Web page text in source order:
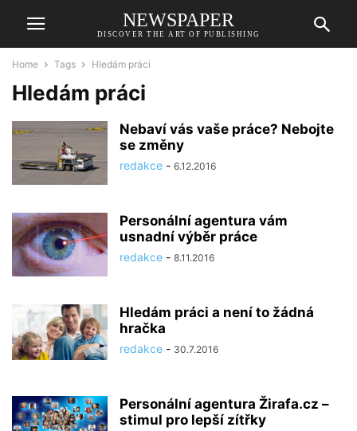
NEWSPAPER
DISCOVER THE ART OF PUBLISHING
Home Tags Hledám práci
Hledám práci
Nebaví vás vaše práce? Nebojte
se změny
redakce - 6.12.2016
Personální agentura vám
usnadní výběr práce
redakce - 8.11.2016
Hledám práci a není to žádná
hračka
redakce - 30.7.2016
Personální agentura Žirafa.cz –
stimul pro lepší zítřky